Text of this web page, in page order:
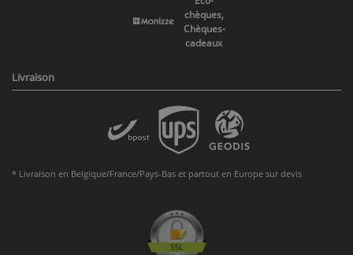
chèques,
Chèques-
cadeaux
Livraison
* Livraison en Belgique/France/Pays-Bas et partout en Europe sur devis